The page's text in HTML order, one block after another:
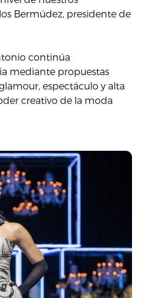
Bermúdez, presidente de
continúa
mediante propuestas
espectáculo y alta
creativo de la moda